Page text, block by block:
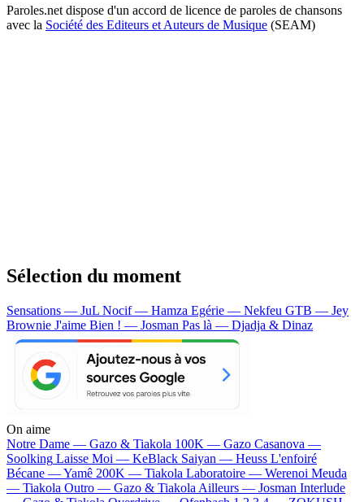
Paroles.net dispose d'un accord de licence de paroles de chansons
avec la Société des Editeurs et Auteurs de Musique (SEAM)
Sélection du moment
Sensations — JuL Nocif — Hamza Egérie — Nekfeu GTB — Jey
Brownie J'aime Bien ! — Josman Pas là — Djadja & Dinaz
On aime
Notre Dame — Gazo & Tiakola 100K — Gazo Casanova —
Soolking Laisse Moi — KeBlack Saiyan — Heuss L'enfoiré
Bécane —Yamê 200K — Tiakola Laboratoire — Werenoi Meuda
— Tiakola Outro — Gazo & Tiakola Ailleurs — Josman Interlude